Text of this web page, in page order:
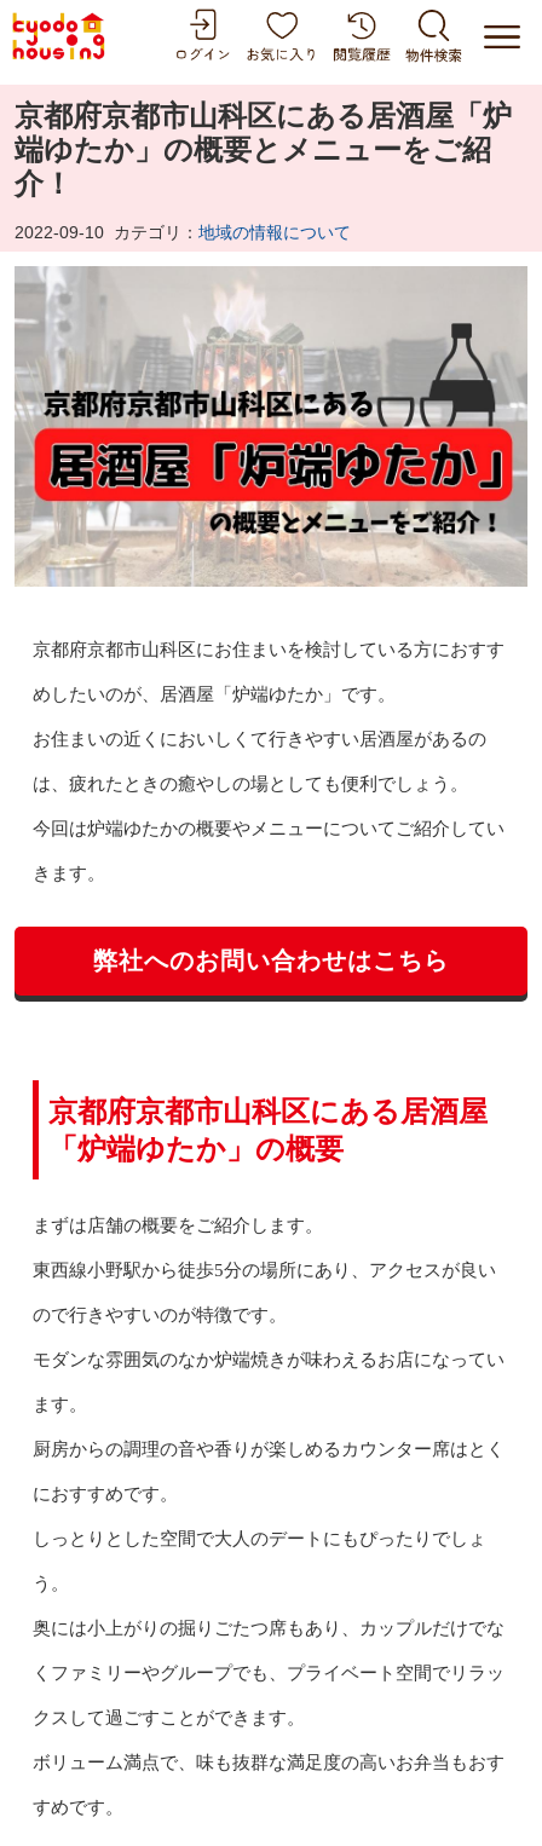
京都府京都市山科区にある居酒屋「炉
端ゆたか」の概要とメニューをご紹
介！
2022-09-10 カテゴリ： 地域の情報について
京都府京都市山科区にお住まいを検討している方におすす
めしたいのが、居酒屋「炉端ゆたか」です。
お住まいの近くにおいしくて行きやすい居酒屋があるの
は、疲れたときの癒やしの場としても便利でしょう。
今回は炉端ゆたかの概要やメニューについてご紹介してい
きます。
弊社へのお問い合わせはこちら
京都府京都市山科区にある居酒屋
「炉端ゆたか」の概要
まずは店舗の概要をご紹介します。
東西線小野駅から徒歩5分の場所にあり、アクセスが良い
ので行きやすいのが特徴です。
モダンな雰囲気のなか炉端焼きが味わえるお店になってい
ます。
厨房からの調理の音や香りが楽しめるカウンター席はとく
におすすめです。
しっとりとした空間で大人のデートにもぴったりでしょ
う。
奥には小上がりの掘りごたつ席もあり、カップルだけでな
くファミリーやグループでも、プライベート空間でリラッ
クスして過ごすことができます。
ボリューム満点で、味も抜群な満足度の高いお弁当もおす
すめです。